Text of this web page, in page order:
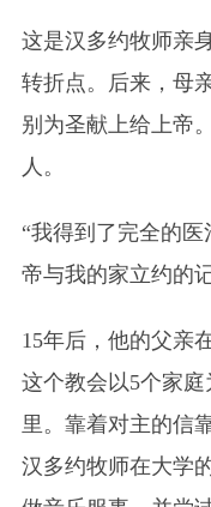
这是汉多约牧师亲
转折点。后来，母
别为圣献上给上帝
人。
“我得到了完全的
帝与我的家立约的
15年后，他的父亲
这个教会以5个家
里。靠着对主的信
汉多约牧师在大学